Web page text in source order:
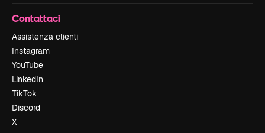
Contattaci
Assistenza clienti
Instagram
YouTube
LinkedIn
TikTok
Discord
X